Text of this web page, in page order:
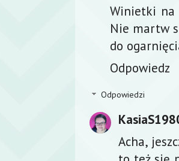
Winietki na
Nie martw
do
Odpowiedz
Odpowiedzi
Acha,